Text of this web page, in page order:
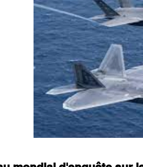
Nasa enqueteur MUFON
journal d'un enquêteur
Surveillance du ciel Wall